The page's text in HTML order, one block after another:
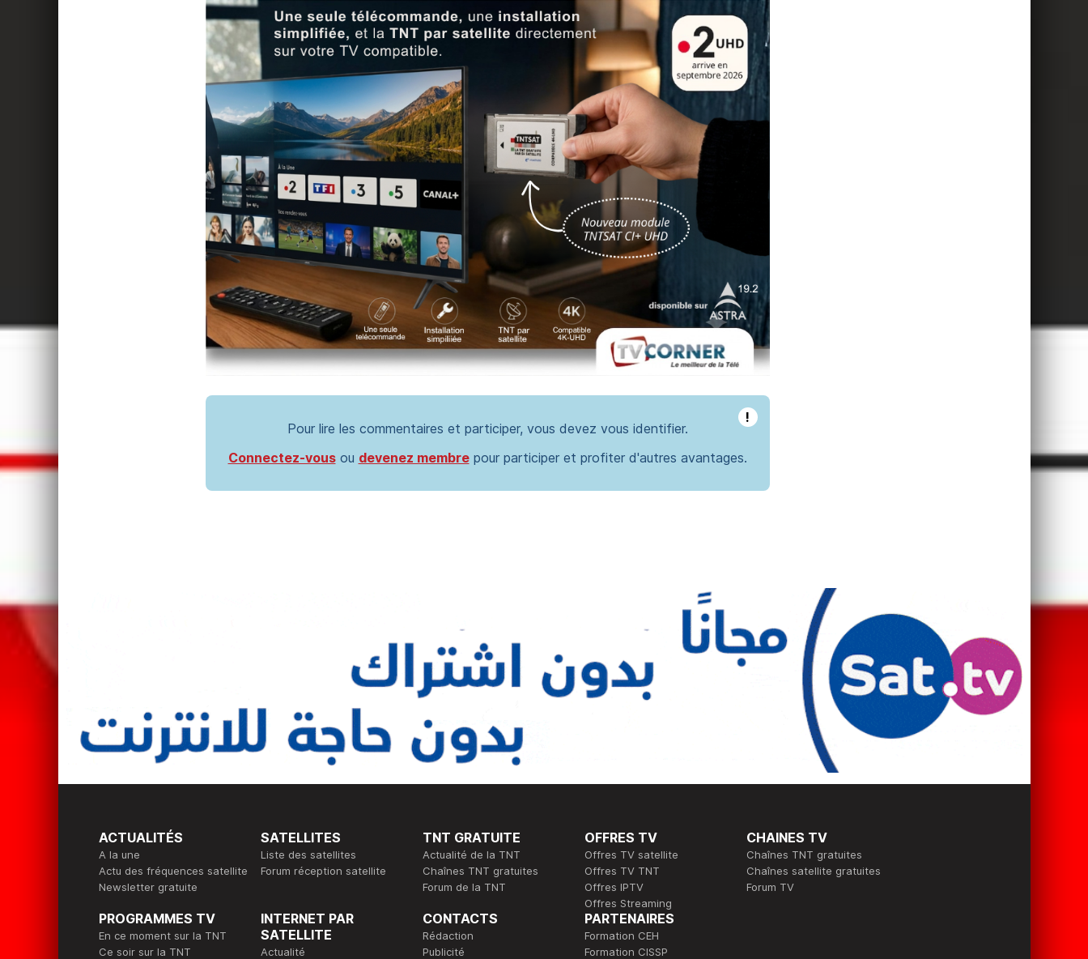
!
Pour lire les commentaires et participer, vous devez vous identifier.
Connectez-vousou devenez membrepour participer et profiter d'autres avantages.
ACTUALITÉS
A la une
Actu des fréquences satellite
Newsletter gratuite
SATELLITES
Liste des satellites
Forum réception satellite
TNT GRATUITE
Actualité de la TNT
Chaînes TNT gratuites
Forum de la TNT
OFFRES TV
Offres TV satellite
Offres TV TNT
Offres IPTV
Offres Streaming
CHAINES TV
Chaînes TNT gratuites
Chaînes satellite gratuites
Forum TV
PROGRAMMES TV
En ce moment sur la TNT
Ce soir sur la TNT
INTERNET PAR
SATELLITE
Actualité
CONTACTS
Rédaction
Publicité
PARTENAIRES
Formation CEH
Formation CISSP